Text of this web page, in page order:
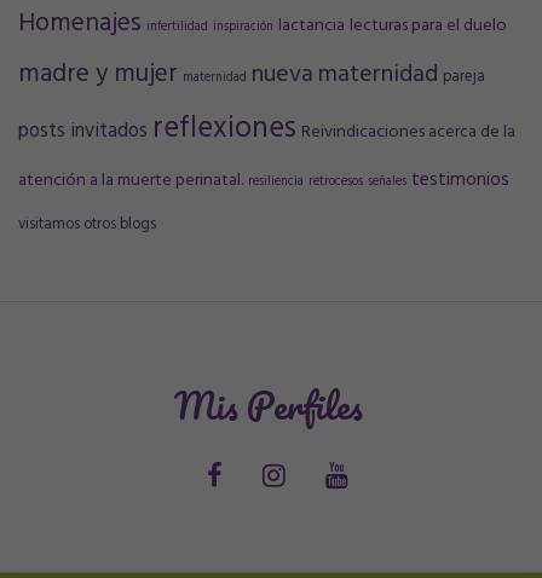
Homenajes infertilidad inspiración lactancia lecturas para el duelo
madre y mujer maternidad nueva maternidad pareja
posts invitados reflexiones Reivindicaciones acerca de la
atención a la muerte perinatal. resiliencia retrocesos señales testimonios
visitamos otros blogs
Mis Perfiles